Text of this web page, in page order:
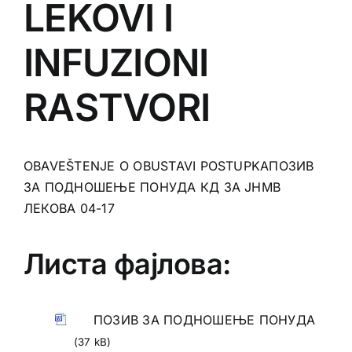
LEKOVI I
INFUZIONI
RASTVORI
OBAVEŠTENJE O OBUSTAVI POSTUPKAПОЗИВ
ЗА ПОДНОШЕЊЕ ПОНУДА КД ЗА ЈНМВ
ЛЕКОВА 04-17
Листа фајлова:
ПОЗИВ ЗА ПОДНОШЕЊЕ ПОНУДА
(37 kB)